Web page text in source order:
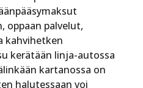
oppaan palvelut,
kahvihetken
kerätään linja-autossa
kartanossa on
halutessaan voi